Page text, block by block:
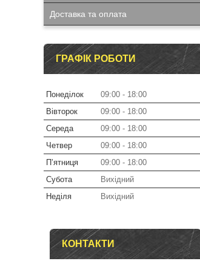
Доставка та оплата
ГРАФІК РОБОТИ
Понеділок 09:00
18:00
Вівторок
09:00
18:00
Середа
09:00
18:00
Четвер
09:00
18:00
Пʼятниця
09:00
18:00
Субота
Вихідний
Неділя
Вихідний
КОНТАКТИ